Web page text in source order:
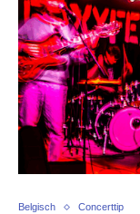
Belgisch Concerttip